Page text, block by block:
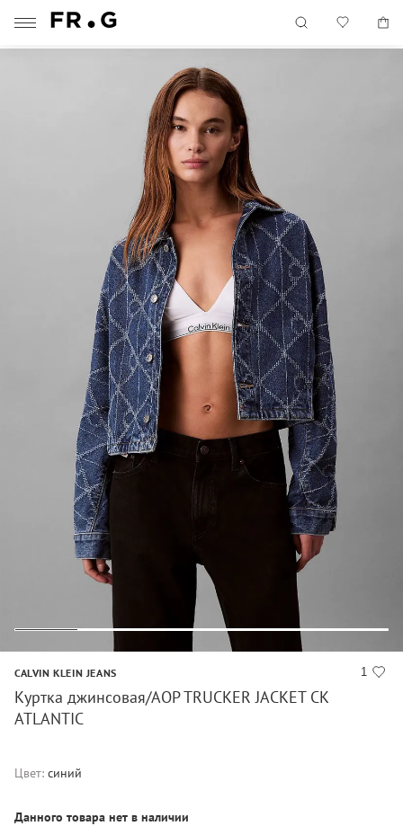
1
CALVIN KLEIN JEANS
Куртка джинсовая/AOP TRUCKER JACKET CK
ATLANTIC
Цвет: синий
Данного товара нет в наличии